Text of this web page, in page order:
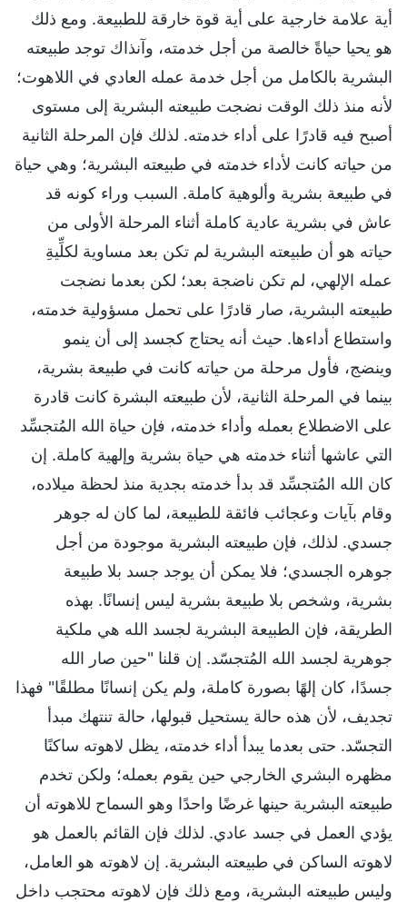
أية علامة خارجية على أية قوة خارقة للطبيعة. ومع ذلك
هو يحيا حياةً خالصة من أجل خدمته، وآنذاك توجد طبيعته
البشرية بالكامل من أجل خدمة عمله العادي في اللاهوت؛
لأنه منذ ذلك الوقت نضجت طبيعته البشرية إلى مستوى
أصبح فيه قادرًا على أداء خدمته. لذلك فإن المرحلة الثانية
من حياته كانت لأداء خدمته في طبيعته البشرية؛ وهي حياة
في طبيعة بشرية وألوهية كاملة. السبب وراء كونه قد
عاش في بشرية عادية كاملة أثناء المرحلة الأولى من
حياته هو أن طبيعته البشرية لم تكن بعد مساوية لكلِّيةِ
عمله الإلهي، لم تكن ناضجة بعد؛ لكن بعدما نضجت
طبيعته البشرية، صار قادرًا على تحمل مسؤولية خدمته،
واستطاع أداءها. حيث أنه يحتاج كجسد إلى أن ينمو
وينضج، فأول مرحلة من حياته كانت في طبيعة بشرية،
بينما في المرحلة الثانية، لأن طبيعته البشرة كانت قادرة
على الاضطلاع بعمله وأداء خدمته، فإن حياة الله المُتجسِّد
التي عاشها أثناء خدمته هي حياة بشرية وإلهية كاملة. إن
كان الله المُتجسِّد قد بدأ خدمته بجدية منذ لحظة ميلاده،
وقام بآيات وعجائب فائقة للطبيعة، لما كان له جوهر
جسدي. لذلك، فإن طبيعته البشرية موجودة من أجل
جوهره الجسدي؛ فلا يمكن أن يوجد جسد بلا طبيعة
بشرية، وشخص بلا طبيعة بشرية ليس إنسانًا. بهذه
الطريقة، فإن الطبيعة البشرية لجسد الله هي ملكية
جوهرية لجسد الله المُتجسّد. إن قلنا "حين صار الله
جسدًا، كان إلهًا بصورة كاملة، ولم يكن إنسانًا مطلقًا" فهذا
تجديف، لأن هذه حالة يستحيل قبولها، حالة تنتهك مبدأ
التجسّد. حتى بعدما يبدأ أداء خدمته، يظل لاهوته ساكنًا
مظهره البشري الخارجي حين يقوم بعمله؛ ولكن تخدم
طبيعته البشرية حينها غرضًا واحدًا وهو السماح للاهوته أن
يؤدي العمل في جسد عادي. لذلك فإن القائم بالعمل هو
لاهوته الساكن في طبيعته البشرية. إن لاهوته هو العامل،
وليس طبيعته البشرية، ومع ذلك فإن لاهوته محتجب داخل